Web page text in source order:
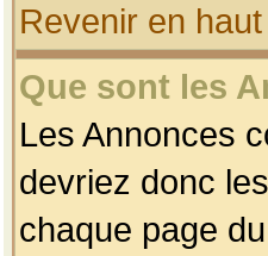
Revenir en
Que sont les
Les Annonces
devriez donc
chaque page